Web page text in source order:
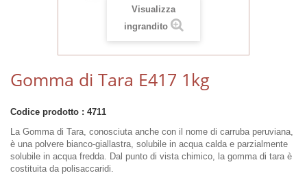
Visualizza
ingrandito
Gomma di Tara E417 1kg
Codice prodotto : 4711
La Gomma di Tara, conosciuta anche con il nome di carruba peruviana,
è una polvere bianco-giallastra, solubile in acqua calda e parzialmente
solubile in acqua fredda. Dal punto di vista chimico, la gomma di tara è
costituita da polisaccaridi.